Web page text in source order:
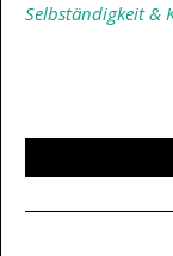
Selbständigkeit &